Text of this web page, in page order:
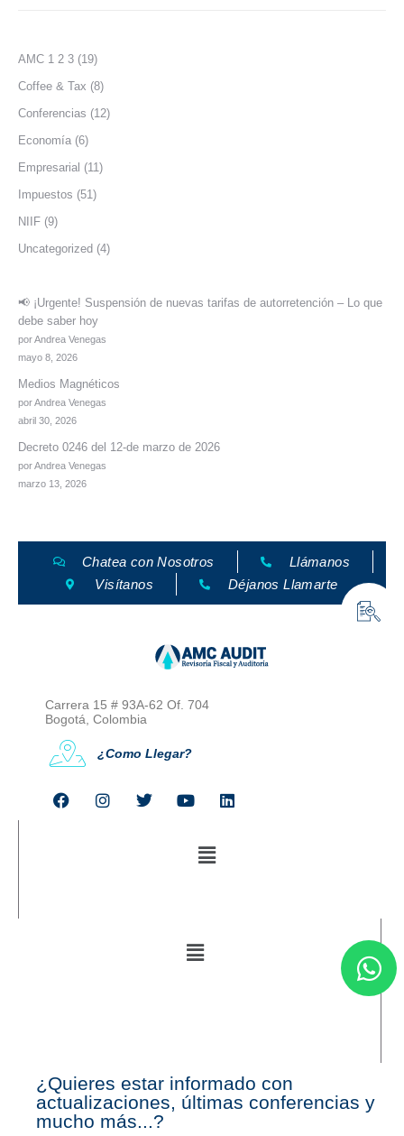
AMC 1 2 3 (19)
Coffee & Tax (8)
Conferencias (12)
Economía (6)
Empresarial (11)
Impuestos (51)
NIIF (9)
Uncategorized (4)
📢 ¡Urgente! Suspensión de nuevas tarifas de autorretención – Lo que
debe saber hoy
por Andrea Venegas
mayo 8, 2026
Medios Magnéticos
por Andrea Venegas
abril 30, 2026
Decreto 0246 del 12-de marzo de 2026
por Andrea Venegas
marzo 13, 2026
Chatea con Nosotros
Llámanos
Visítanos
Déjanos Llamarte
Carrera 15 # 93A-62 Of. 704
Bogotá, Colombia
¿Como Llegar?
¿Quieres estar informado con
actualizaciones, últimas conferencias y
mucho más...?